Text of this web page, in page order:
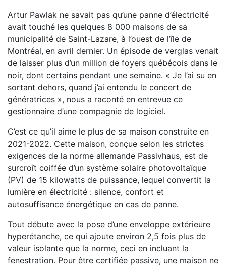
Artur Pawlak ne savait pas qu’une panne d’électricité
avait touché les quelques 8 000 maisons de sa
municipalité de Saint-Lazare, à l’ouest de l’île de
Montréal, en avril dernier. Un épisode de verglas venait
de laisser plus d’un million de foyers québécois dans le
noir, dont certains pendant une semaine. « Je l’ai su en
sortant dehors, quand j’ai entendu le concert de
génératrices », nous a raconté en entrevue ce
gestionnaire d’une compagnie de logiciel.
C’est ce qu’il aime le plus de sa maison construite en
2021-2022. Cette maison, conçue selon les strictes
exigences de la norme allemande Passivhaus, est de
surcroît coiffée d’un système solaire photovoltaïque
(PV) de 15 kilowatts de puissance, lequel convertit la
lumière en électricité : silence, confort et
autosuffisance énergétique en cas de panne.
Tout débute avec la pose d’une enveloppe extérieure
hyperétanche, ce qui ajoute environ 2,5 fois plus de
valeur isolante que la norme, ceci en incluant la
fenestration. Pour être certifiée passive, une maison ne